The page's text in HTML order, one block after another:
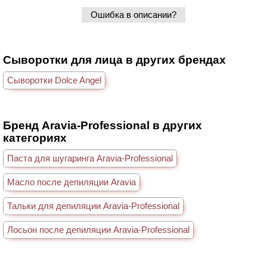
Ошибка в описании?
Сыворотки для лица в других брендах
Сыворотки Dolce Angel
Бренд Aravia-Professional в других
категориях
Паста для шугаринга Aravia-Professional
Масло после депиляции Aravia
Тальки для депиляции Aravia-Professional
Лосьон после депиляции Aravia-Professional